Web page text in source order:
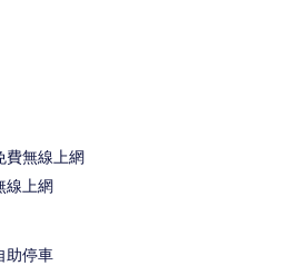
費無線上網
線上網
助停車